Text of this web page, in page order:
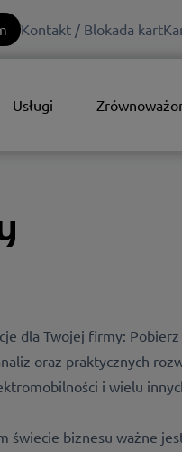
Kontakt / Blokada kart
Usługi
dla Twojej firmy:
oraz praktycznych
i wielu
świecie biznesu ważne